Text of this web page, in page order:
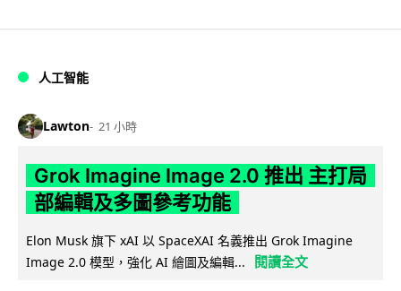
人工智能
Lawton 21 小時
Grok Imagine Image 2.0 推出 主打局
部編輯及多圖參考功能
Elon Musk 旗下 xAI 以 SpaceXAI 名義推出 Grok Imagine
Image 2.0 模型，強化 AI 繪圖及編輯...
閱讀全文